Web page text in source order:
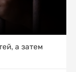
а затем